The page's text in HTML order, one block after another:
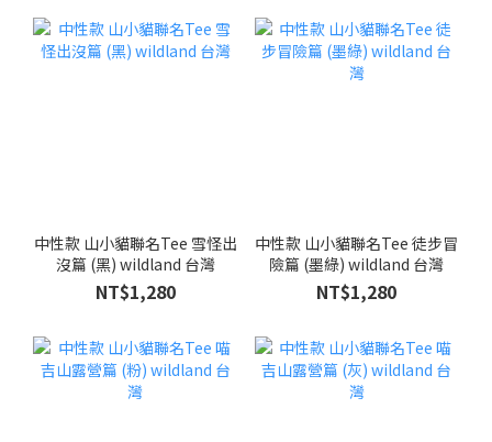
中性款 山小貓聯名Tee 雪怪出
沒篇 (黑) wildland 台灣
NT$1,280
中性款 山小貓聯名Tee 徒步冒
險篇 (墨綠) wildland 台灣
NT$1,280